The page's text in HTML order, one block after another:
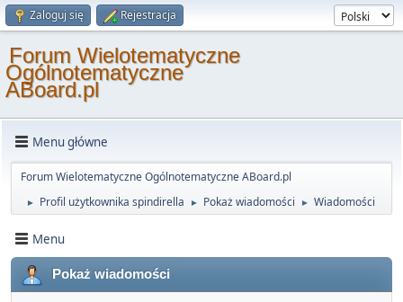
Zaloguj się Rejestracja
Forum Wielotematyczne
Ogólnotematyczne
ABoard.pl
Menu główne
Forum Wielotematyczne Ogólnotematyczne ABoard.pl
► Profil użytkownika spindirella ► Pokaż wiadomości ► Wiadomości
Menu
Pokaż wiadomości